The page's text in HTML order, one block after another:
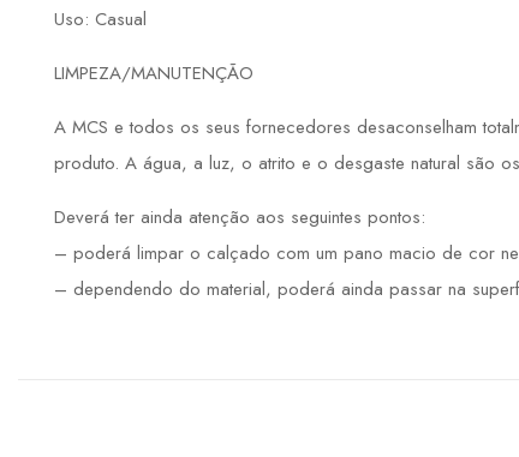
Uso: Casual
LIMPEZA/MANUTENÇÃO
A MCS e todos os seus fornecedores desaconselham
produto. A água, a luz, o atrito e o desgaste natural são
Deverá ter ainda atenção aos seguintes pontos:
– poderá limpar o calçado com um pano macio de cor
– dependendo do material, poderá ainda passar na